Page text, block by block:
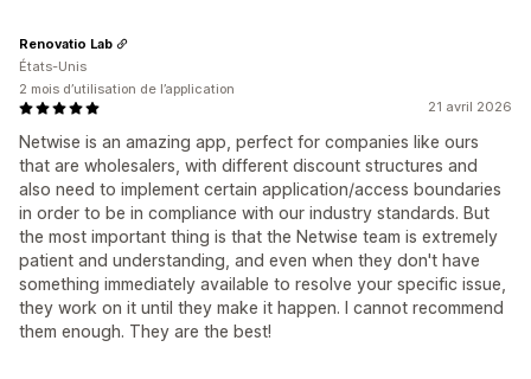
21 avril 2026
Netwise is an amazing app, perfect for companies like ours
that are wholesalers, with different discount structures and
also need to implement certain application/access boundaries
in order to be in compliance with our industry standards. But
the most important thing is that the Netwise team is extremely
patient and understanding, and even when they don't have
something immediately available to resolve your specific issue,
they work on it until they make it happen. I cannot recommend
them enough. They are the best!
Renovatio Lab
États-Unis
2 mois d’utilisation de l’application